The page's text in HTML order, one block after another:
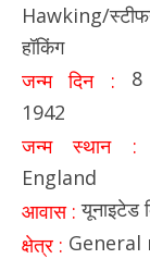
Hawking/
हॉकिंग
जन्म दिन : 8
1942
जन्म स्थान :
England
आवास :
क्षेत्र :